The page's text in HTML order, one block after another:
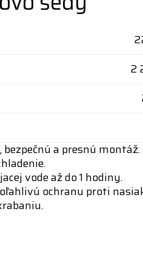
2
a presnú montáž.
vode až do 1 hodiny.
ochranu proti